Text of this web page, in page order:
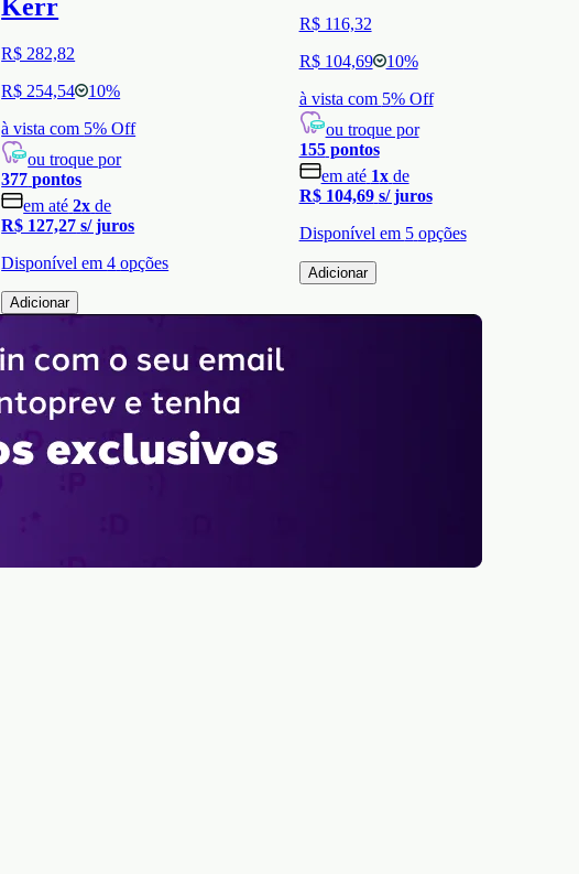
Kerr
R$ 282,82
R$ 254,54
10%
à vista com 5% Off
ou troque por
377 pontos
em até 2x de
R$ 127,27 s/ juros
Disponível em4 opções
Adicionar
R$ 116,32
R$ 104,69
10%
à vista com 5% Off
ou troque por
155pontos
em até 1x de
R$ 104,69 s/ juros
Disponível em 5 opções
Adicionar